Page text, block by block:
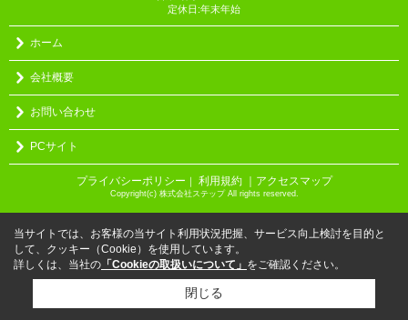
定休日:年末年始
ホーム
会社概要
お問い合わせ
PCサイト
プライバシーポリシー 利用規約 ｜アクセスマップ
Copyright(c) 株式会社ステップ All rights reserved.
当サイトでは、お客様の当サイト利用状況把握、サービス向上検討を目的と
して、クッキー（Cookie）を使用しています。
詳しくは、当社の 「Cookieの取扱いについて」 をご確認ください。
閉じる